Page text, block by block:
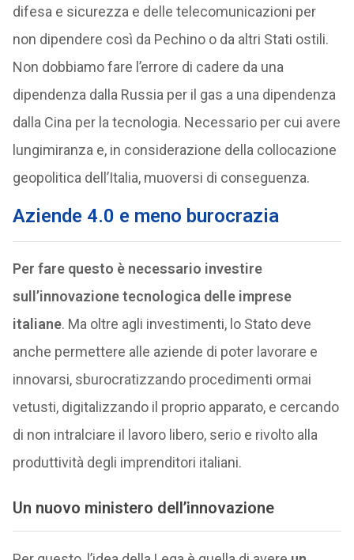
difesa e sicurezza e delle telecomunicazioni per
non dipendere così da Pechino o da altri Stati ostili.
Non dobbiamo fare l’errore di cadere da una
dipendenza dalla Russia per il gas a una dipendenza
dalla Cina per la tecnologia. Necessario per cui avere
lungimiranza e, in considerazione della collocazione
geopolitica dell’Italia, muoversi di conseguenza.
Aziende 4.0 e meno burocrazia
Per fare questo è necessario investire
sull’innovazione tecnologica delle imprese
italiane. Ma oltre agli investimenti, lo Stato deve
anche permettere alle aziende di poter lavorare e
innovarsi, sburocratizzando procedimenti ormai
vetusti, digitalizzando il proprio apparato, e cercando
di non intralciare il lavoro libero, serio e rivolto alla
produttività degli imprenditori italiani.
Un nuovo ministero dell’innovazione